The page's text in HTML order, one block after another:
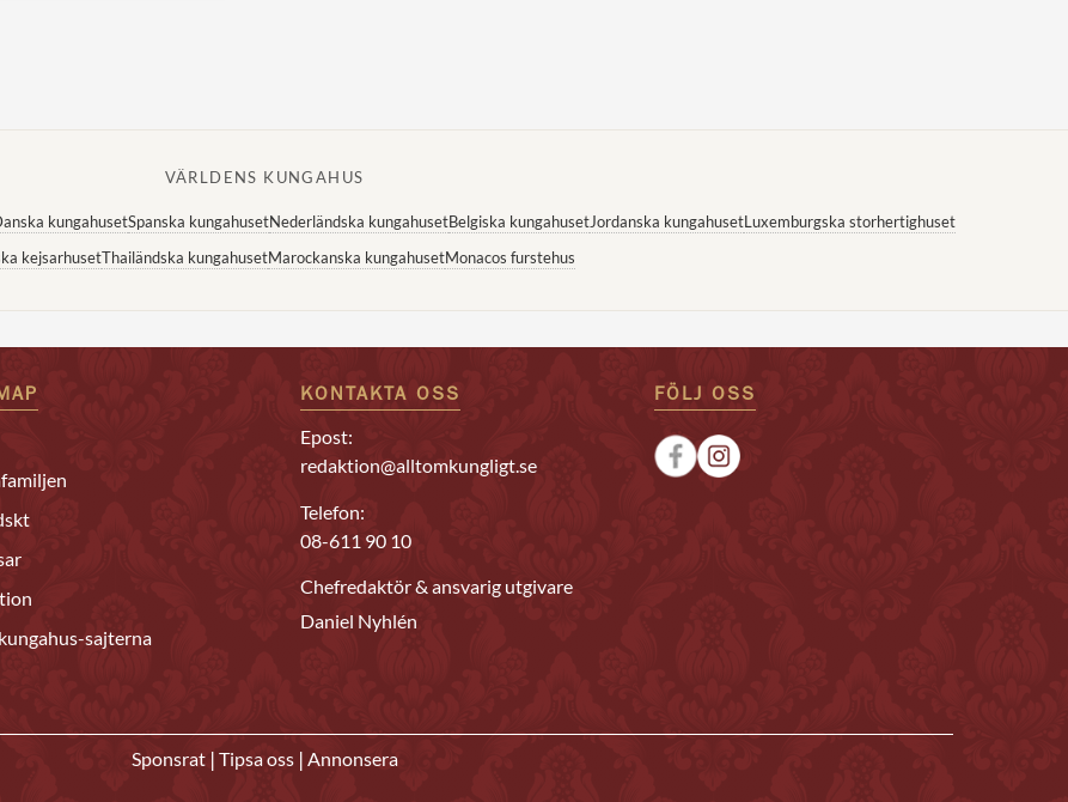
VÄRLDENS KUNGAHUS
kungahusetSpanska kungahusetNederländska kungahusetBelgiska kungahusetJordanska kungahusetLuxemburgska storhertighuset
kejsarhusetThailändska kungahusetMarockanska kungahusetMonacos furstehus
sajterna
KONTAKTA OSS
Epost:
redaktion@alltomkungligt.se
Telefon:
08-611 90 10
Chefredaktör & ansvarig utgivare
Daniel Nyhlén
FÖLJ OSS
Sponsrat | Tipsa oss | Annonsera